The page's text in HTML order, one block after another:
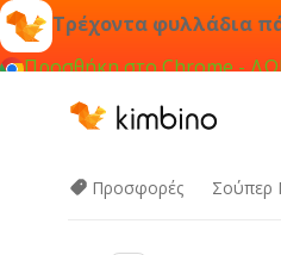
Τρέχοντα φυλλάδια
Προσθήκη στο Chrome -
Προσφορές Σούπερ